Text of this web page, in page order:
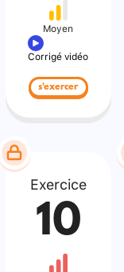
Moyen
Corrigé vidéo
s'exercer
Exercice
10